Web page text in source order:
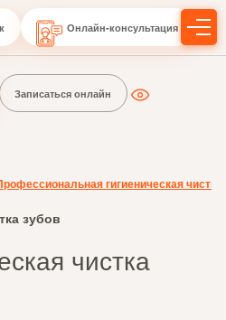
Онлайн-консультация
Записаться онлайн
гигиеническая чистка
чистка